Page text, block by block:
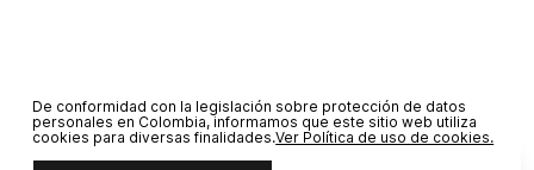
De conformidad con la legislación sobre protección de datos
personales en Colombia, informamos que este sitio web utiliza
cookies para diversas finalidades.Ver Política de uso de cookies.